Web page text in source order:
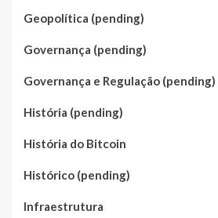
Geopolítica (pending)
Governança (pending)
Governança e Regulação (pending)
História (pending)
História do Bitcoin
Histórico (pending)
Infraestrutura